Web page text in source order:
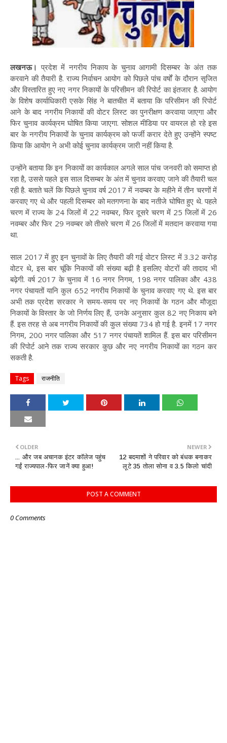
लखनऊ। प्रदेश में नगरीय निकाय के चुनाव आगामी दिसम्बर के अंत तक
करवाने की तैयारी है. राज्य निर्वाचन आयोग को पिछले पांच वर्षों के दौरान सृजित
और विस्तारित हुए नए नगर निकायों के परिसीमन की रिपोर्ट का इंतजार है. आयोग
के विशेष कार्याधिकारी एसके सिंह ने बातचीत में बताया कि परिसीमन की रिपोर्ट
आने के बाद नगरीय निकायों की वोटर लिस्ट का पुनरीक्षण करवाया जाएगा और
फिर चुनाव कार्यक्रम घोषित किया जाएगा. सोशल मीडिया पर वायरल हो रहे इस
बार के नगरीय निकायों के चुनाव कार्यक्रम को फर्जी करार देते हुए उन्होंने स्पष्ट
किया कि आयोग ने अभी कोई चुनाव कार्यक्रम जारी नहीं किया है.
उन्होंने बताया कि इन निकायों का कार्यकाल अगले साल पांच जनवरी को समाप्त हो
रहा है, उससे पहले इस साल दिसम्बर के अंत में चुनाव करवाए जाने की तैयारी चल
रही है. बताते चलें कि पिछले चुनाव वर्ष 2017 में नवम्बर के महीने में तीन चरणों में
करवाए गए थे और पहली दिसम्बर को मतगणना के बाद नतीजे घोषित हुए थे. पहले
चरण में राज्य के 24 जिलों में 22 नवम्बर, फिर दूसरे चरण में 25 जिलों में 26
नवम्बर और फिर 29 नवम्बर को तीसरे चरण में 26 जिलों में मतदान करवाया गया
था.
साल 2017 में हुए इन चुनावों के लिए तैयारी की गई वोटर लिस्ट में 3.32 करोड़
वोटर थे, इस बार चूंकि निकायों की संख्या बढ़ी है इसलिए वोटरों की तादाद भी
बढ़ेगी. वर्ष 2017 के चुनाव में 16 नगर निगम, 198 नगर पालिका और 438
नगर पंचायतों यानि कुल 652 नगरीय निकायों के चुनाव करवाए गए थे. इस बार
अभी तक प्रदेश सरकार ने समय-समय पर नए निकायों के गठन और मौजूदा
निकायों के विस्तार के जो निर्णय लिए हैं, उनके अनुसार कुल 82 नए निकाय बने
हैं. इस तरह से अब नगरीय निकायों की कुल संख्या 734 हो गई है. इनमें 17 नगर
निगम, 200 नगर पालिका और 517 नगर पंचायतें शामिल हैं. इस बार परिसीमन
की रिपोर्ट आने तक राज्य सरकार कुछ और नए नगरीय निकायों का गठन कर
सकती है.
Tags राजनीति
NEWER
12 बदमाशों ने परिवार को बंधक बनाकर
लूटे 35 तोला सोना व 3.5 किलो चांदी
OLDER
... और जब अचानक इंटर कॉलेज पहुंच
गईं राज्यपाल-फिर जानें क्या हुआ!
POST A COMMENT
0 Comments